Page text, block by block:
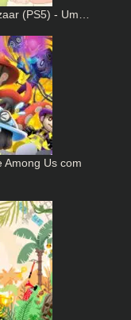
(PS5) - Um…
Among Us com